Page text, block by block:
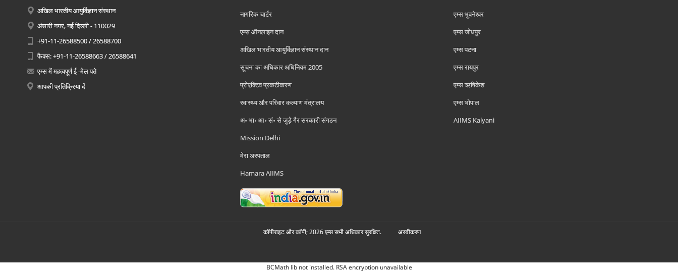
अखिल भारतीय आयुर्विज्ञान संस्थान
अंसारी नगर, नई दिल्ली - 110029
+91-11-26588500 / 26588700
फैक्स: +91-11-26588663 / 26588641
एम्स में महत्वपूर्ण ई -मेल पते
आपकी प्रतिक्रिया दें
नागरिक चार्टर
एम्स ऑनलाइन दान
अखिल भारतीय आयुर्विज्ञान संस्थान दान
सूचना का अधिकार अधिनियम 2005
प्रोएक्टिव प्रकटीकरण
स्वास्थ्य और परिवार कल्याण मंत्रालय
अ॰ भा॰ आ॰ सं॰ से जुड़े गैर सरकारी संगठन
Mission Delhi
मेरा अस्पताल
Hamara AIIMS
एम्‍स भुवनेश्वर
एम्‍स जोधपुर
एम्‍स पटना
एम्‍स रायपुर
एम्‍स ऋषिकेश
एम्‍स भोपाल
AIIMS Kalyani
कॉपीराइट और कॉपी; 2026 एम्स सभी अधिकार सुरक्षित. अस्‍वीकरण
BCMath lib not installed. RSA encryption unavailable